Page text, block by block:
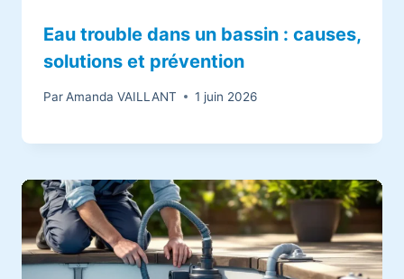
Eau trouble dans un bassin : causes,
solutions et prévention
Par Amanda VAILLANT 1 juin 2026